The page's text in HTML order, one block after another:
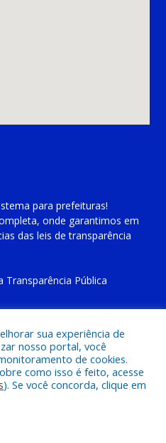
para prefeituras!
onde garantimos em
das leis de transparência
Transparência Pública
Municipal de Cachoeira
Piriá
Webmail
sua experiência de
nosso portal, você
de cookies.
como isso é feito, acesse
). Se você concorda, clique em